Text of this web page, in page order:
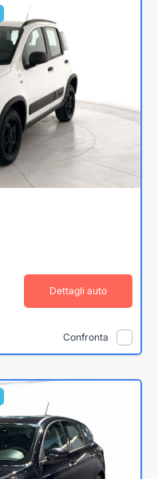
Dettagli auto
Confronta